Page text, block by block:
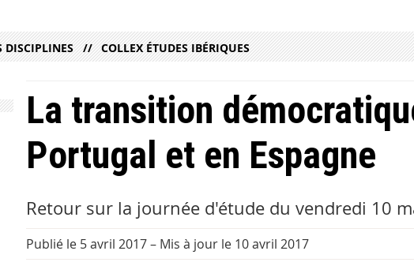
DISCIPLINES COLLEX ÉTUDES IBÉRIQUES
La transition
Portugal et en Espagne
Retour sur la journée d'étude du vendredi 10
Publié le 5 avril 2017– Mis à jour le 10 avril 2017